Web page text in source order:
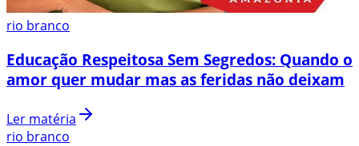
rio branco
Educação Respeitosa Sem Segredos: Quando o
amor quer mudar mas as feridas não deixam
Ler matéria
rio branco